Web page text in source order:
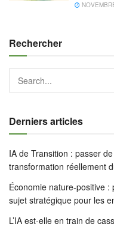
Rechercher
Derniers articles
IA de Transition : passer
transformation réellement
Économie nature-positive
sujet stratégique pour les
L’IA est-elle en train de